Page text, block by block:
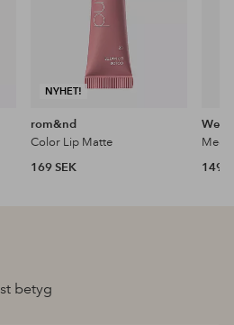
NYHET!
rom&nd
Color Lip Matte
169 SEK
Wet
149
st betyg